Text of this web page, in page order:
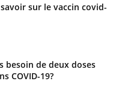
sur le vaccin covid-
besoin de deux doses
COVID-19?